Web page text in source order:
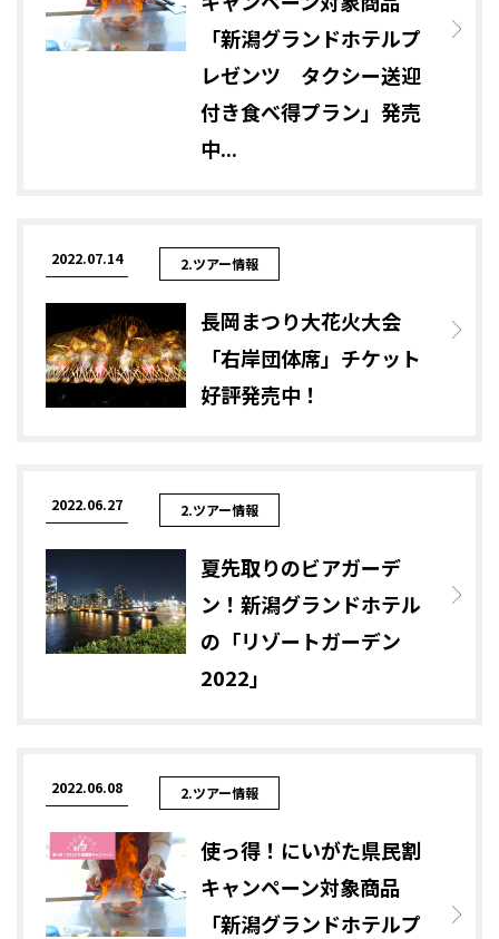
「新潟グランドホテルプ
レゼンツ タクシー送迎
付き食べ得プラン」発売
中...
2022.07.14 2.ツアー情報
長岡まつり大花火大会
「右岸団体席」チケット
好評発売中！
2022.06.27 2.ツアー情報
夏先取りのビアガーデ
ン！新潟グランドホテル
の「リゾートガーデン
2022」
2022.06.08 2.ツアー情報
使っ得！にいがた県民割
キャンペーン対象商品
「新潟グランドホテルプ